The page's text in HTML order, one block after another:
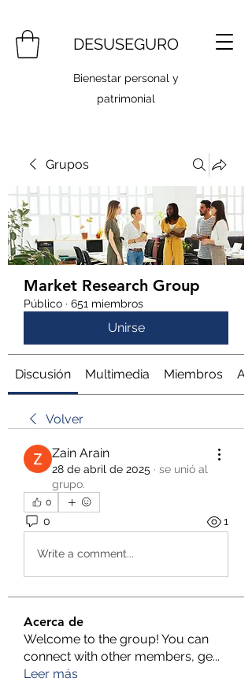
DESUSEGURO
Bienestar personal y
patrimonial
Grupos
Market Research Group
Público · 651 miembros
Unirse
Discusión Multimedia Miembros
Volver
Zain Arain
28 de abril de 2025 · se unió al
grupo.
0
0 1
Write a comment...
Acerca de
Welcome to the group! You can
connect with other members, ge...
Leer más